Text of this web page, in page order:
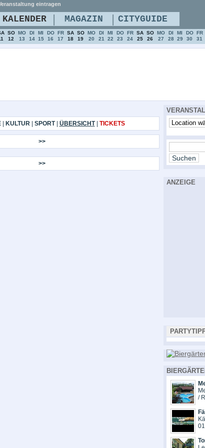
| KULTUR| SPORT| ÜBERSICHT| TICKETS
>>
>>
ANZEIGE
/
eintragen
KALENDER | MAGAZIN | CITYGUIDE
SO
12
MO
13
DI
14
MI
15
DO
16
FR
17
SA
18
SO
19
MO
20
DI
21
MI
22
DO
23
FR
24
SA
25
SO
26
MO
27
DI
28
MI
29
DO
30
FR
31